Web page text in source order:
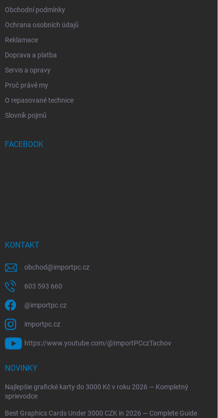
Obchodní podmínky
Ochrana osobních údajů
Reklamace
Doprava a platba
Servis a opravy
Proč právě my
O repasované technice
Slovník pojmů
FACEBOOK
KONTAKT
obchod@importpc.cz
603 593 660
@importpc.cz
importpc.cz
https://www.youtube.com/@ImportPCczTachov
NOVINKY
Najlepšie grafické karty do 3000 Kč v roku 2026 — Kompletný
sprievodce
Best Graphics Cards Under 3000 CZK in 2026 — Complete Guide